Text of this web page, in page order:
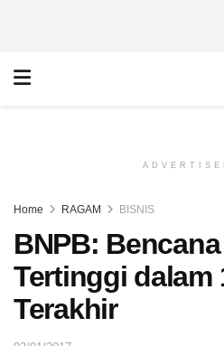
Home RAGAM BISNIS
BNPB:
Tertinggi dalam
Terakhir